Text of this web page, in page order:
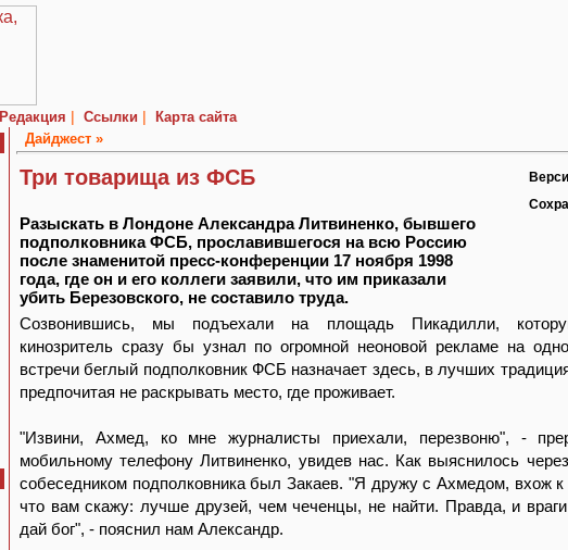
Редакция | Ссылки |
Карта сайта
Дайджест »
Три товарища из ФСБ
Разыскать в Лондоне Александра Литвиненко, бывшего
подполковника ФСБ, прославившегося на всю Россию
после знаменитой пресс-конференции 17 ноября 1998
года, где он и его коллеги заявили, что им приказали
убить Березовского, не составило труда.
Созвонившись, мы подъехали на площадь Пикадилли,
кинозритель сразу бы узнал по огромной неоновой рекламе на
встречи беглый подполковник ФСБ назначает здесь, в лучших
предпочитая не раскрывать место, где проживает.
"Извини, Ахмед, ко мне журналисты приехали, перезвоню", -
мобильному телефону Литвиненко, увидев нас. Как выяснилось
собеседником подполковника был Закаев. "Я дружу с Ахмедом, вхож
что вам скажу: лучше друзей, чем чеченцы, не найти. Правда, и
дай бог", - пояснил нам Александр.